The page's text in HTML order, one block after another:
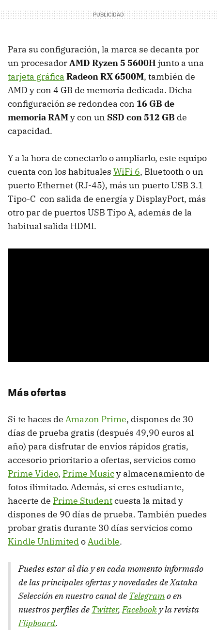
Para su configuración, la marca se decanta por
un procesadorAMD Ryzen 5 5600H junto a una
tarjeta gráfica Radeon RX 6500M, también de
AMD y con 4 GB de memoria dedicada. Dicha
configuración se redondea con 16 GB de
memoria RAMy con un SSD con 512 GB de
capacidad.
Y a la hora de conectarlo o ampliarlo, este equipo
cuenta con los habituales WiFi 6, Bluetooth o un
puerto Ethernet (RJ-45), más un puerto USB 3.1
Tipo-C con salida de energía y DisplayPort, más
otro par de puertos USB Tipo A, además de la
habitual salida HDMI.
Más ofertas
Si te haces de Amazon Prime, dispones de 30
días de prueba gratis (después 49,90 euros al
año) para disfrutar de envíos rápidos gratis,
accesorio prioritario a ofertas, servicios como
Prime Video, Prime Musicy almacenamiento de
fotos ilimitado. Además, si eres estudiante,
hacerte de Prime Studentcuesta la mitad y
dispones de 90 días de prueba. También puedes
probar gratis durante 30 días servicios como
Kindle UnlimitedoAudible.
Puedes estar al día y en cada momento informado
de las principales ofertas y novedades de Xataka
Selección en nuestro canal de Telegramo en
nuestros perfiles de Twitter,Facebook y la revista
Flipboard.